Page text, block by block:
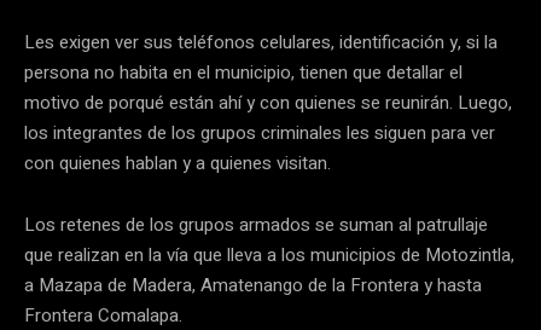
Les exigen ver sus teléfonos celulares, identificación y, si la
persona no habita en el municipio, tienen que detallar el
motivo de porqué están ahí y con quienes se reunirán. Luego,
los integrantes de los grupos criminales les siguen para ver
con quienes hablan y a quienes visitan.
Los retenes de los grupos armados se suman al patrullaje
que realizan en la vía que lleva a los municipios de Motozintla,
a Mazapa de Madera, Amatenango de la Frontera y hasta
Frontera Comalapa.